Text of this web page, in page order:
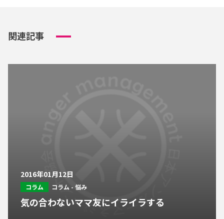
関連記事
2016年01月12日
コラム コラム - 悩み
気の合わないママ友にイライラする